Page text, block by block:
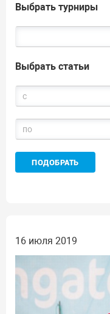
Выбрать турниры
Выбрать статьи
16 июля 2019